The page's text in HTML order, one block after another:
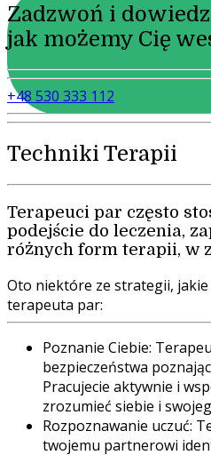
Zadzwoń i
jak możemy Cię
+48 530 333 112
Techniki Terapii
Terapeuci par często
podejście do leczenia,
różnych form terapii, w
Oto niektóre ze strategii,
terapeuta par:
Poznanie Ciebie:
bezpieczeństwa
Pracujecie aktywnie i
zrozumieć siebie i
Rozpoznawanie uczuć:
twojemu partnerowi